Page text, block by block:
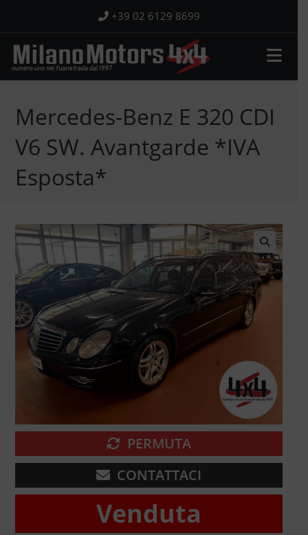
contenuto
+39 02 6129 8699
Mercedes-Benz E 320 CDI
V6 SW. Avantgarde *IVA
Esposta*
🔍
PERMUTA
CONTATTACI
Venduta